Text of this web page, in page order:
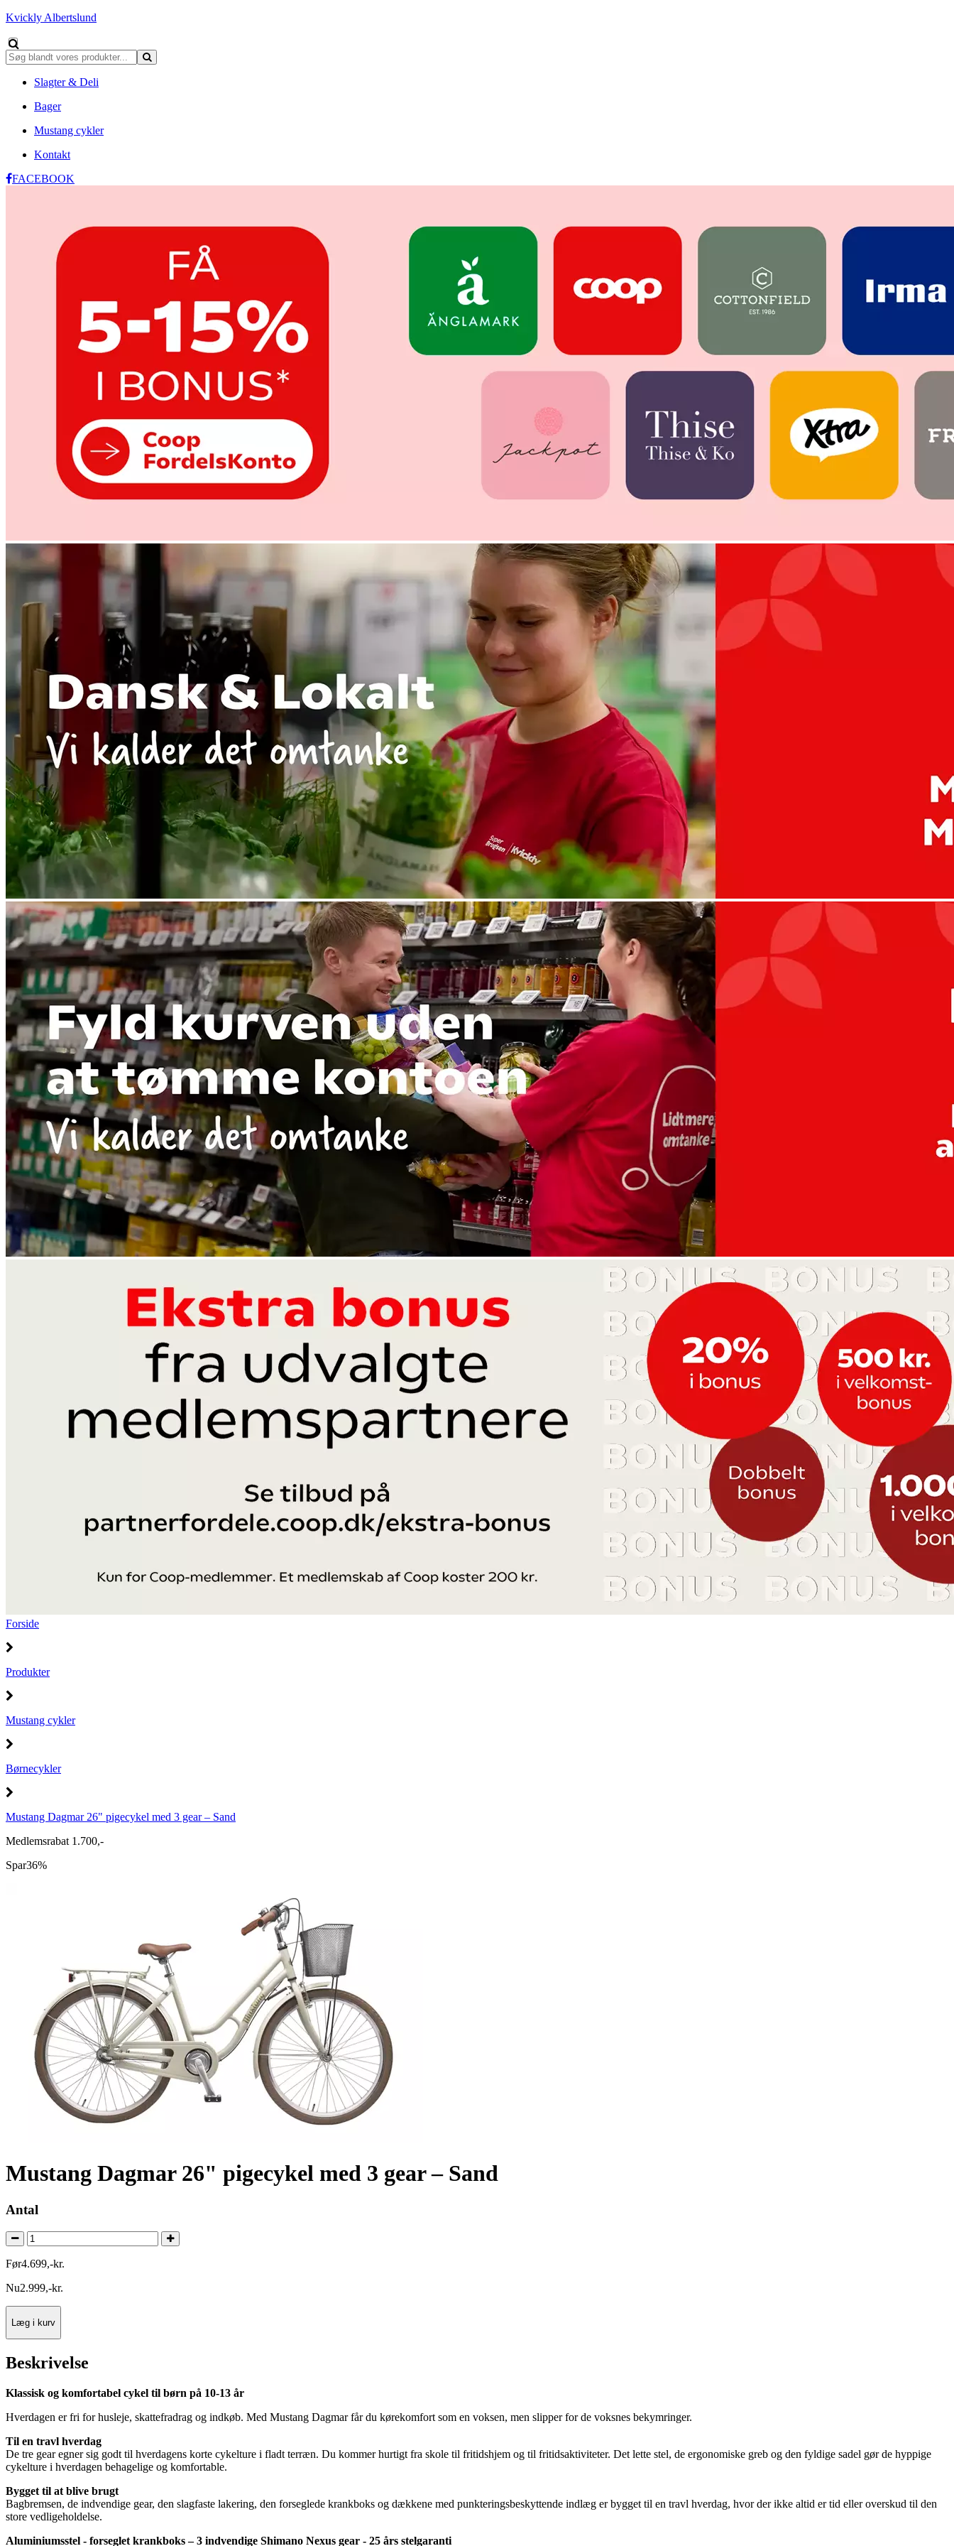
Kvickly Albertslund
Slagter & Deli
Bager
Mustang cykler
Kontakt
FACEBOOK
Forside
Produkter
Mustang cykler
Børnecykler
Mustang Dagmar 26" pigecykel med 3 gear – Sand
Medlemsrabat 1.700,-
Spar36%
Mustang Dagmar 26" pigecykel med 3 gear – Sand
Antal
Før4.699,-kr.
Nu2.999,-kr.
Læg i kurv
Beskrivelse
Klassisk og komfortabel cykel til børn på 10-13 år
Hverdagen er fri for husleje, skattefradrag og indkøb. Med Mustang Dagmar får du kørekomfort som en voksen, men slipper for de voksnes bekymringer.
Til en travl hverdag
De tre gear egner sig godt til hverdagens korte cykelture i fladt terræn. Du kommer hurtigt fra skole til fritidshjem og til fritidsaktiviteter. Det lette stel, de ergonomiske greb og den fyldige sadel gør de hyppige
cykelture i hverdagen behagelige og komfortable.
Bygget til at blive brugt
Bagbremsen, de indvendige gear, den slagfaste lakering, den forseglede krankboks og dækkene med punkteringsbeskyttende indlæg er bygget til en travl hverdag, hvor der ikke altid er tid eller overskud til den
store vedligeholdelse.
Aluminiumsstel - forseglet krankboks – 3 indvendige Shimano Nexus gear - 25 års stelgaranti